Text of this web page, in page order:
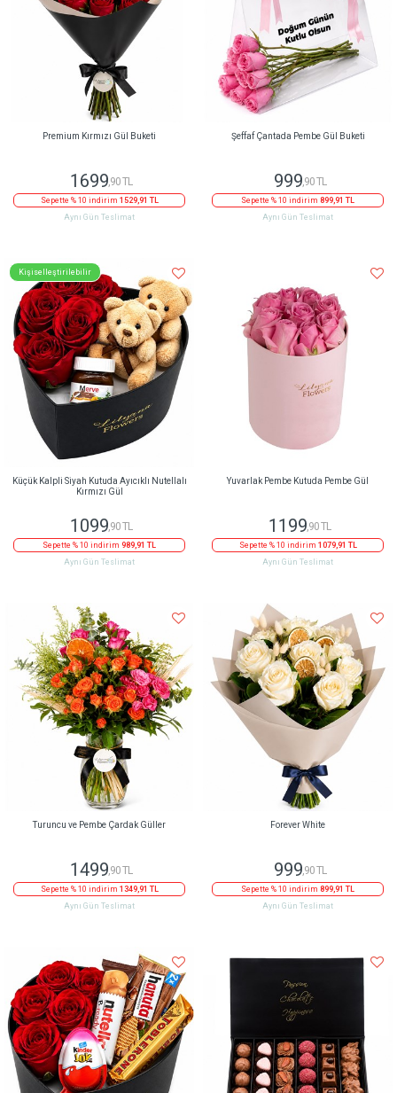
Premium Kırmızı Gül Buketi
1699,90 TL
Sepette % 10 indirim 1529,91 TL
Aynı Gün Teslimat
Şeffaf Çantada Pembe Gül Buketi
999,90 TL
Sepette % 10 indirim 899,91 TL
Aynı Gün Teslimat
Kişiselleştirilebilir
Küçük Kalpli Siyah Kutuda Ayıcıklı Nutellalı
Kırmızı Gül
1099 ,90 TL
Sepette % 10 indirim 989,91 TL
Aynı Gün Teslimat
Yuvarlak Pembe Kutuda Pembe Gül
1199 ,90 TL
Sepette % 10 indirim 1079,91 TL
Aynı Gün Teslimat
Turuncu ve Pembe Çardak Güller
1499,90 TL
Sepette % 10 indirim 1349,91 TL
Aynı Gün Teslimat
Forever White
999,90 TL
Sepette % 10 indirim 899,91 TL
Aynı Gün Teslimat